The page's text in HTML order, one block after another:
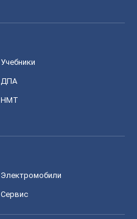
Учебники
ДПА
НМТ
Электромобили
Сервис